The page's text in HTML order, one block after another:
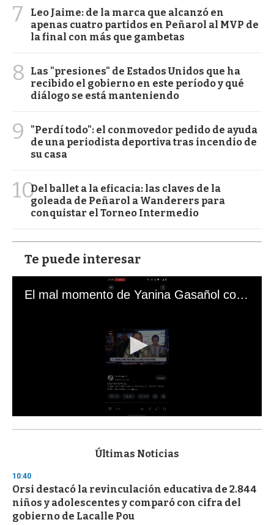
7
Leo Jaime: de la marca que alcanzó en
apenas cuatro partidos en Peñarol al MVP de
la final con más que gambetas
8
Las "presiones" de Estados Unidos que ha
recibido el gobierno en este período y qué
diálogo se está manteniendo
9
"Perdí todo": el conmovedor pedido de ayuda
de una periodista deportiva tras incendio de
su casa
10Del ballet a la eficacia: las claves de la
goleada de Peñarol a Wanderers para
conquistar el Torneo Intermedio
Te puede interesar
El mal momento de Yanina Gasañol con un hincha argentino en "Subrayado"
s
d
s
o
f
3
Últimas Noticias
10:40
Orsi destacó la revinculación educativa de 2.844
niños y adolescentes y comparó con cifra del
gobierno de Lacalle Pou